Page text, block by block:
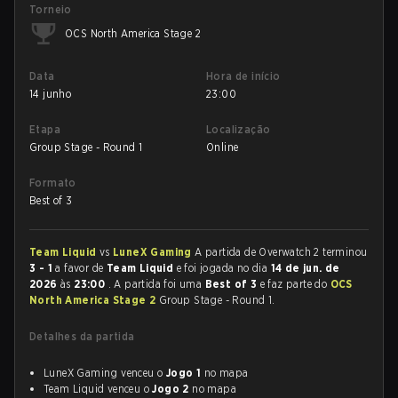
Torneio
OCS North America Stage 2
Data
14 junho
Hora de início
23:00
Etapa
Group Stage - Round 1
Localização
Online
Formato
Best of 3
Team Liquid vs LuneX GamingA partida de Overwatch 2 terminou
3 - 1 a favor de Team Liquid e foi jogada no dia 14 de jun. de
2026 às 23:00 . A partida foi uma Best of 3 e faz parte do OCS
North America Stage 2 Group Stage - Round 1.
Detalhes da partida
LuneX Gaming venceu o Jogo 1 no mapa
Team Liquid venceu oJogo 2 no mapa